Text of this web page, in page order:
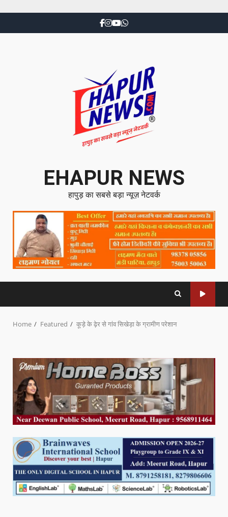
EHAPUR NEWS
हापुड़ का सबसे बड़ा न्यूज़ नेटवर्क
Home Featured कूड़े के ढ़ेर से गांव सिखेड़ा के ग्रामीण परेशान